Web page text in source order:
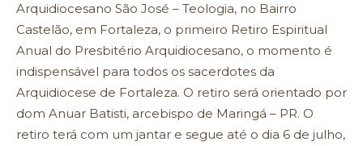
Arquidiocesano São José – Teologia, no Bairro
Castelão, em Fortaleza, o primeiro Retiro Espiritual
Anual do Presbitério Arquidiocesano, o momento é
indispensável para todos os sacerdotes da
Arquidiocese de Fortaleza. O retiro será orientado por
dom Anuar Batisti, arcebispo de Maringá – PR. O
retiro terá com um jantar e segue até o dia 6 de julho,